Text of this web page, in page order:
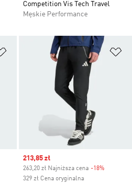
Competition Vis Tech Travel
Męskie Performance
Dodaj do listy życzeń
Sale price
213,85 zł
263,20 zł Najniższa cena -18%
329 zł Cena oryginalna